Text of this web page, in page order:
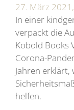
27. März
In einer
verpackt die
Kobold Books
Corona-
Jahren
helfen.